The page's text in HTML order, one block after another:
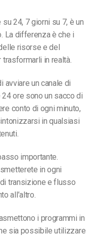
24, 7 giorni su 7, è un
La differenza è che i
risorse e del
in realtà.
avviare un canale di
ore sono un sacco di
conto di ogni minuto,
in qualsiasi
importante.
in ogni
transizione e flusso
all’altro.
i programmi in
sia possibile utilizzare